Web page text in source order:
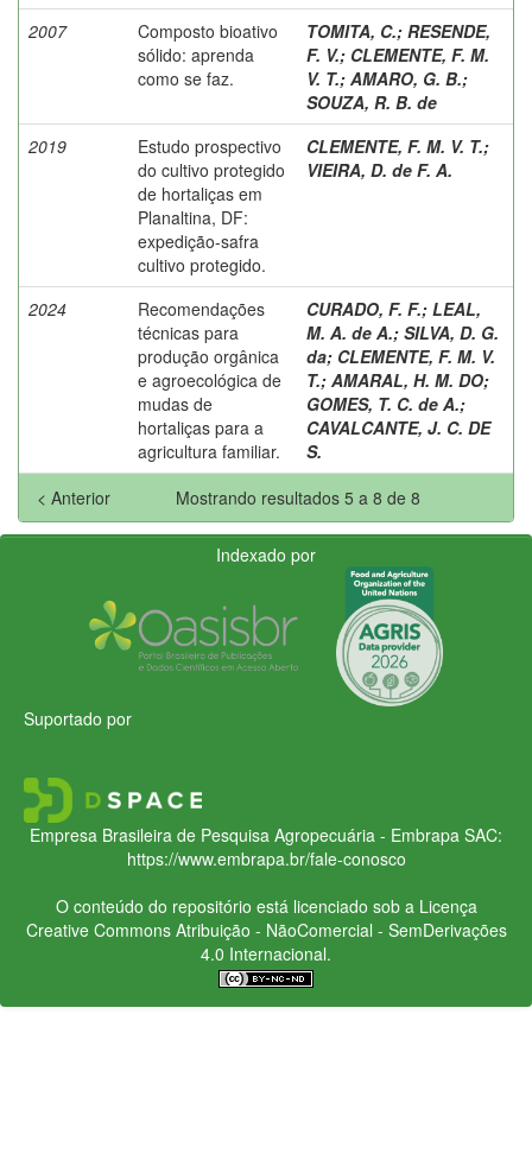
2007
Composto bioativo
sólido: aprenda
como se faz.
TOMITA, C.; RESENDE,
F. V.; CLEMENTE, F. M.
V. T.; AMARO, G. B.;
SOUZA, R. B. de
2019
Estudo prospectivo
do cultivo protegido
de hortaliças em
Planaltina, DF:
expedição-safra
cultivo protegido.
CLEMENTE, F. M. V. T.;
VIEIRA, D. de F. A.
2024
Recomendações
técnicas para
produção orgânica
e agroecológica de
mudas de
hortaliças para a
agricultura familiar.
CURADO, F. F.; LEAL,
M. A. de A.; SILVA, D. G.
da; CLEMENTE, F. M. V.
T.; AMARAL, H. M. DO;
GOMES, T. C. de A.;
CAVALCANTE, J. C. DE
S.
Mostrando resultados 5 a 8 de 8
< Anterior
Indexado por
Suportado por
Empresa Brasileira de Pesquisa Agropecuária - Embrapa SAC:
https://www.embrapa.br/fale-conosco
O conteúdo do repositório está licenciado sob a Licença
Creative CommonsAtribuição - NãoComercial - SemDerivações
4.0 Internacional.